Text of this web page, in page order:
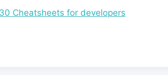
Cheatsheets for developers